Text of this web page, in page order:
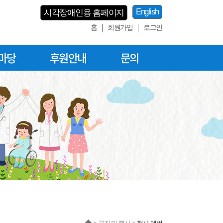
시각장애인용 홈페이지 English
홈 회원가입 로그인
당 후원안내 문의